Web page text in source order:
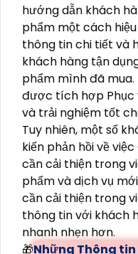
hướng dẫn khách
phẩm một cách
thông tin chi tiết và
khách hàng tận
phẩm mình đã
được tích hợp Phục
và trải nghiệm tốt
Tuy nhiên, một số
kiến phản hồi về
cần cải thiện trong
phẩm và dịch vụ
cần cải thiện trong
thông tin với khách
nhanh nhẹn hơn.
🎁Những Thông